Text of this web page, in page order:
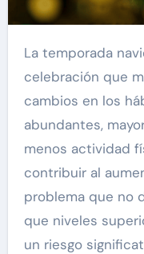
La temporada navideña es una época de
celebración que
cambios en los
abundantes,
menos actividad
contribuir al
problema que no
que niveles
un riesgo